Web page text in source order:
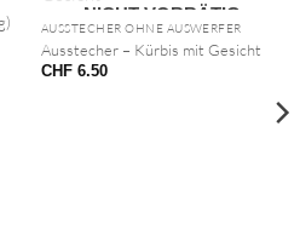
NICHT VORRÄTIG
AUSSTECHER OHNE AUSWERFER
Ausstecher – Kürbis mit Gesicht
CHF6.50